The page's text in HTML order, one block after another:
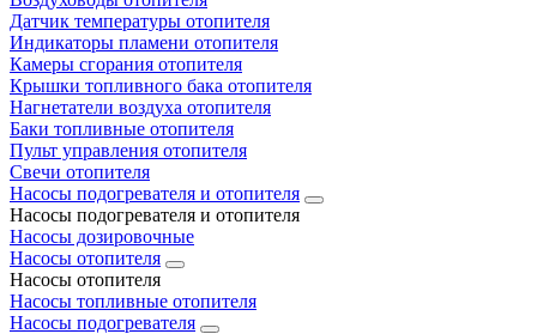
Датчик температуры отопителя
Индикаторы пламени отопителя
Камеры сгорания отопителя
Крышки топливного бака отопителя
Нагнетатели воздуха отопителя
Баки топливные отопителя
Пульт управления отопителя
Свечи отопителя
Насосы подогревателя и отопителя
Насосы подогревателя и отопителя
Насосы дозировочные
Насосы отопителя
Насосы отопителя
Насосы топливные отопителя
Насосы подогревателя